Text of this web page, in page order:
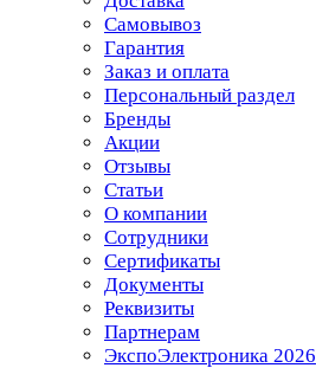
Самовывоз
Гарантия
Заказ и оплата
Персональный раздел
Бренды
Акции
Отзывы
Статьи
О компании
Сотрудники
Сертификаты
Документы
Реквизиты
Партнерам
ЭкспоЭлектроника 2026